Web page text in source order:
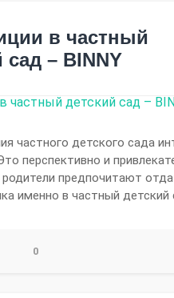
в частный
сад – BINNY
частного детского сада
перспективно и
предпочитают
именно в частный детский
0